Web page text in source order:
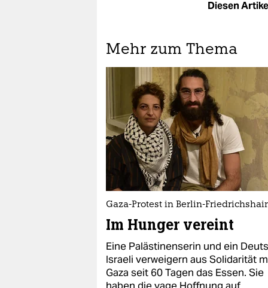
Diesen
Mehr zum Thema
Gaza-Protest in Berlin-
Im Hunger vereint
Eine Palästinenserin und ein
Israeli verweigern aus Solidarität
Gaza seit 60 Tagen das Essen. Sie